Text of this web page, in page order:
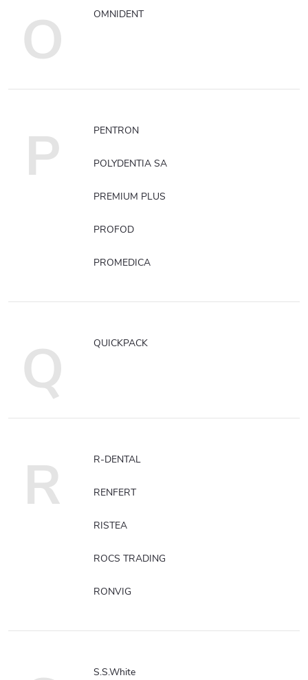
O OMNIDENT
P PENTRON
POLYDENTIA SA
PREMIUM PLUS
PROFOD
PROMEDICA
Q QUICKPACK
R R-DENTAL
RENFERT
RISTEA
ROCS TRADING
RONVIG
S.S.White